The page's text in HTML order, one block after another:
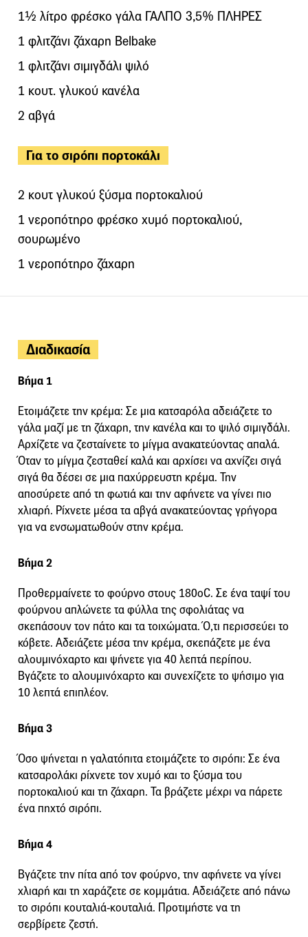
1½ λίτρο φρέσκο γάλα ΓΑΛΠΟ 3,5% ΠΛΗΡΕΣ
1 φλιτζάνι ζάχαρη Belbake
1 φλιτζάνι σιμιγδάλι ψιλό
1 κουτ. γλυκού κανέλα
2 αβγά
Για το σιρόπι πορτοκάλι
2 κουτ γλυκού ξύσμα πορτοκαλιού
1 νεροπότηρο φρέσκο χυμό πορτοκαλιού,
σουρωμένο
1 νεροπότηρο ζάχαρη
Διαδικασία
Βήμα 1
Ετοιμάζετε την κρέμα: Σε μια κατσαρόλα αδειάζετε το
γάλα μαζί με τη ζάχαρη, την κανέλα και το ψιλό σιμιγδάλι.
Αρχίζετε να ζεσταίνετε το μίγμα ανακατεύοντας απαλά.
Όταν το μίγμα ζεσταθεί καλά και αρχίσει να αχνίζει σιγά
σιγά θα δέσει σε μια παχύρρευστη κρέμα. Την
αποσύρετε από τη φωτιά και την αφήνετε να γίνει πιο
χλιαρή. Ρίχνετε μέσα τα αβγά ανακατεύοντας γρήγορα
για να ενσωματωθούν στην κρέμα.
Βήμα 2
Προθερμαίνετε το φούρνο στους 180οC. Σε ένα ταψί του
φούρνου απλώνετε τα φύλλα της σφολιάτας να
σκεπάσουν τον πάτο και τα τοιχώματα. Ό,τι περισσεύει το
κόβετε. Αδειάζετε μέσα την κρέμα, σκεπάζετε με ένα
αλουμινόχαρτο και ψήνετε για 40 λεπτά περίπου.
Βγάζετε το αλουμινόχαρτο και συνεχίζετε το ψήσιμο για
10 λεπτά επιπλέον.
Βήμα 3
Όσο ψήνεται η γαλατόπιτα ετοιμάζετε το σιρόπι: Σε ένα
κατσαρολάκι ρίχνετε τον χυμό και το ξύσμα του
πορτοκαλιού και τη ζάχαρη. Τα βράζετε μέχρι να πάρετε
ένα πηχτό σιρόπι.
Βήμα 4
Βγάζετε την πίτα από τον φούρνο, την αφήνετε να γίνει
χλιαρή και τη χαράζετε σε κομμάτια. Αδειάζετε από πάνω
το σιρόπι κουταλιά-κουταλιά. Προτιμήστε να τη
σερβίρετε ζεστή.